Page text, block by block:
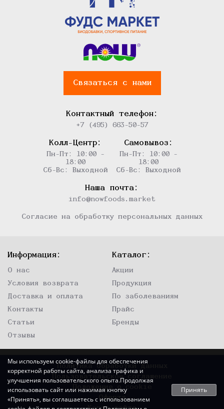
Связаться с нами
Контактный телефон:
+7 (495) 663-50-57
Колл-Центр:
Пн-Пт: 10:00 -
18:00
Сб-Вс: Выходной
Самовывоз:
Пн-Пт: 10:00 -
18:00
Сб-Вс: Выходной
Наша почта:
info@nowfoods.market
Согласие на обработку персональных данных
Информация:
О нас
Условия возврата
Доставка и оплата
Контакты
Статьи
Отзывы
Каталог:
Акции
Продукция
По заболеваниям
Прайс
Бренды
Политика обработки данных
Пользовательское соглашение
Положение о cookie
Оферта
Мы используем cookie-файлы для обеспечения
корректной работы сайта, анализа трафика и
улучшения пользовательского опыта.Продолжая
использовать сайт или нажимая кнопку
«Принять», вы соглашаетесь с использованием
Принять